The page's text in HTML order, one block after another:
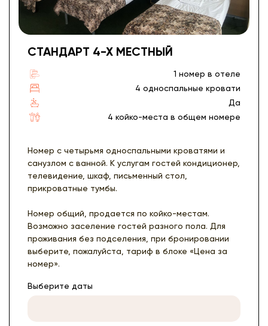
СТАНДАРТ 4-Х МЕСТНЫЙ
1 номер в отеле
4 односпальные кровати
Да
4 койко-места в общем номере
Номер с четырьмя односпальными кроватями и
санузлом с ванной. К услугам гостей кондиционер,
телевидение, шкаф, письменный стол,
прикроватные тумбы.
Номер общий, продается по койко-местам.
Возможно заселение гостей разного пола. Для
проживания без подселения, при бронировании
выберите, пожалуйста, тариф в блоке «Цена за
номер».
Выберите даты